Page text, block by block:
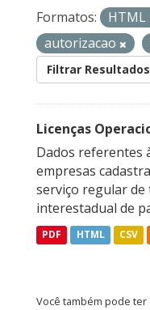
Formatos: HTML
autorizacao
Filtrar Resultados
Licenças
Dados referentes
empresas
serviço regular
interestadual de
PDF HTML CSV
Você também pode